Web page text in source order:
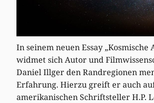
In seinem neuen Essay „Kosmische
widmet sich Autor und
Daniel Illger den Randregionen
Erfahrung. Hierzu greift er auch
amerikanischen Schriftsteller H.P.